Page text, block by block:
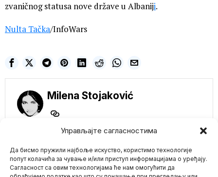
Управљајте сагласностима
Да бисмо пружили најбоље искуство, користимо технологије
попут колачића за чување и/или приступ информацијама о уређају.
Сагласност са овим технологијама ће нам омогућити да
zvaničnog statusa nove države u Albaniji.
Nulta Tačka/InfoWars
Milena Stojaković
Kijev ne odustaje od
NACI narativa!
Menjaju naziv ulice
Moskovska Avenija u